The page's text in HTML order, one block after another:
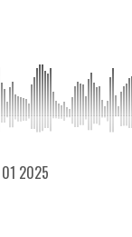
2025